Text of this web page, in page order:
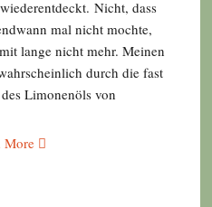
Nicht, dass
mal nicht mochte,
lange nicht mehr. Meinen
durch die fast
Limonenöls von
More